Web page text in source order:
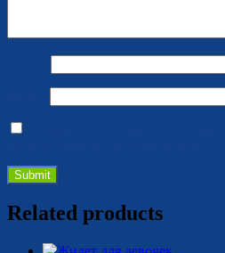
Related products